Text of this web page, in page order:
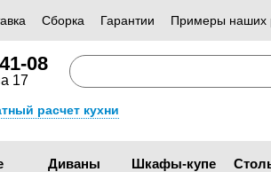
Сборка Гарантии Примеры наших
08
17
расчет кухни
Диваны Шкафы-купе